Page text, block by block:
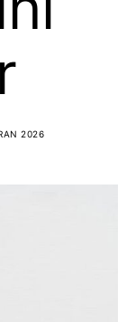
2026